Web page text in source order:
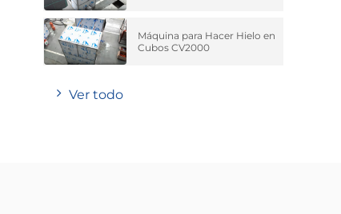
Máquina para Hacer Hielo en
Cubos CV2000
Ver todo